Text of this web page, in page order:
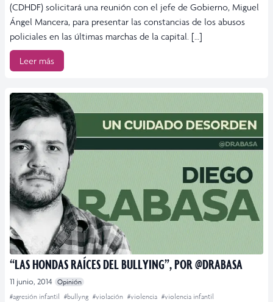
(CDHDF) solicitará una reunión con el jefe de Gobierno, Miguel
Ángel Mancera, para presentar las constancias de los abusos
policiales en las últimas marchas de la capital. […]
Leer más
“LAS HONDAS RAÍCES DEL BULLYING”, POR @DRABASA
11 junio, 2014
Opinión
#agresión infantil #bullyng #violación #violencia #violencia infantil